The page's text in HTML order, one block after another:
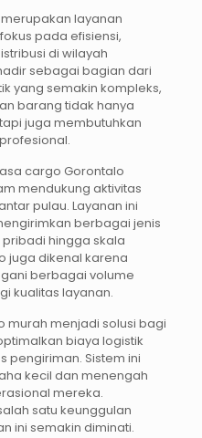
layanan
pada efisiensi,
di wilayah
sebagai bagian dari
yang semakin kompleks,
barang tidak hanya
juga membutuhkan
cargo Gorontalo
mendukung aktivitas
pulau. Layanan ini
berbagai jenis
hingga skala
juga dikenal karena
berbagai volume
kualitas layanan.
murah menjadi solusi bagi
biaya logistik
pengiriman. Sistem ini
kecil dan menengah
mereka.
satu keunggulan
ini semakin diminati.